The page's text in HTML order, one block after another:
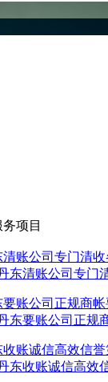
务项目
东清账公司专门
东要账公司正规
东收账诚信高效